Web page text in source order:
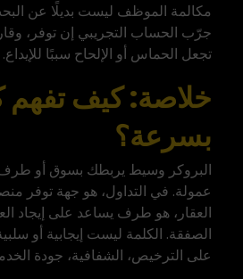
مكالمة الموظف ليست بديلًا عن
جرّب الحساب التجريبي إن توفر،
تجعل الحماس أو الإلحاح سببًا للإيداع.
خلاصة: كيف تفهم
بسرعة؟
البروكر وسيط يربطك بسوق أو
عمولة. في التداول، هو جهة توفر
العقار، هو طرف يساعد على إيجاد
الصفقة. الكلمة ليست إيجابية أو سلبية
على الترخيص، الشفافية، جودة